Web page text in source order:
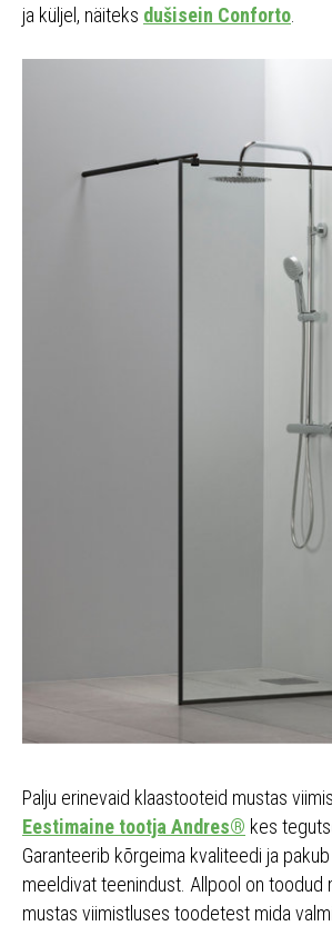
ja küljel, näiteks dušisein Conforto.
Palju erinevaid klaastooteid mustas
Eestimaine tootja Andres® kes
Garanteerib kõrgeima kvaliteedi ja
meeldivat teenindust. Allpool on toodud
mustas viimistluses toodetest mida